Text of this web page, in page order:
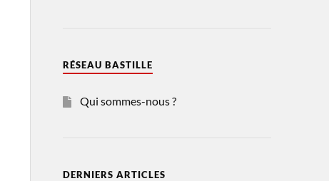
RÉSEAU BASTILLE
Qui sommes-nous ?
DERNIERS ARTICLES